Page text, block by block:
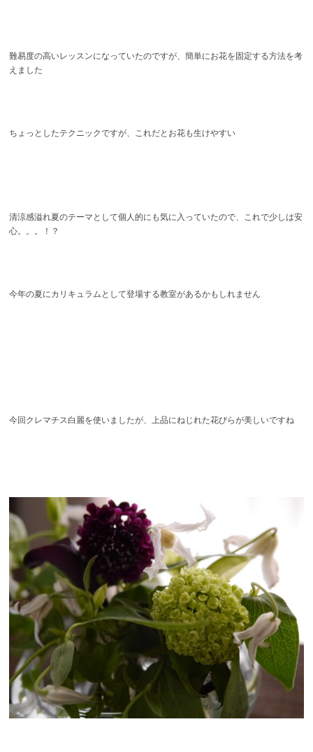
難易度の高いレッスンになっていたのですが、簡単にお花を固定する方法を考
えました
ちょっとしたテクニックですが、これだとお花も生けやすい
清涼感溢れ夏のテーマとして個人的にも気に入っていたので、これで少しは安
心。。。！？
今年の夏にカリキュラムとして登場する教室があるかもしれません
今回クレマチス白麗を使いましたが、上品にねじれた花びらが美しいですね